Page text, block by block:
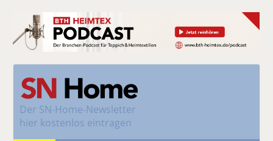
Der SN-Home-Newsletter
hier kostenlos eintragen